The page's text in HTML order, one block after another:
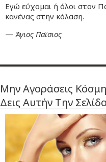
Εγώ εύχομαι ή όλοι στον
κανένας στην κόλαση.
— Άγιος Παϊσιος
Μην Αγοράσεις
Δεις Αυτήν Την